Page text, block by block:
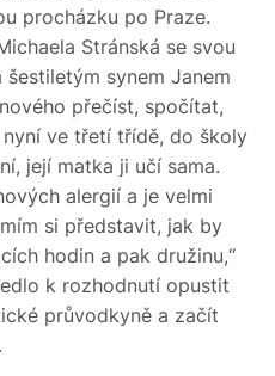
procházku po Praze.
Stránská se svou
synem Janem
přečíst, spočítat,
ve třetí třídě, do školy
její matka ji učí sama.
alergií a je velmi
si představit, jak by
hodin a pak družinu,“
k rozhodnutí opustit
průvodkyně a začít